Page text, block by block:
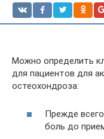
Можно определить
для пациентов для
остеохондроза:
Прежде
боль до